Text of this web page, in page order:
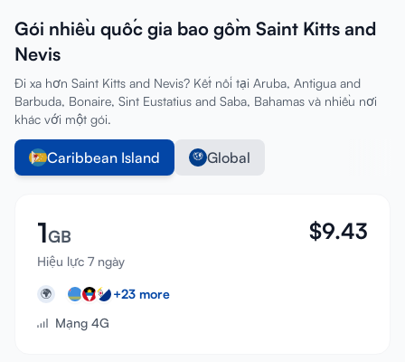
Gói nhiều quốc gia bao gồm Saint Kitts and
Nevis
Đi xa hơn Saint Kitts and Nevis? Kết nối tại Aruba, Antigua and
Barbuda, Bonaire, Sint Eustatius and Saba, Bahamas và nhiều nơi
khác với một gói.
Caribbean Island Global
1GB
Hiệu lực 7 ngày
$9.43
🌍 +23 more
Mạng 4G